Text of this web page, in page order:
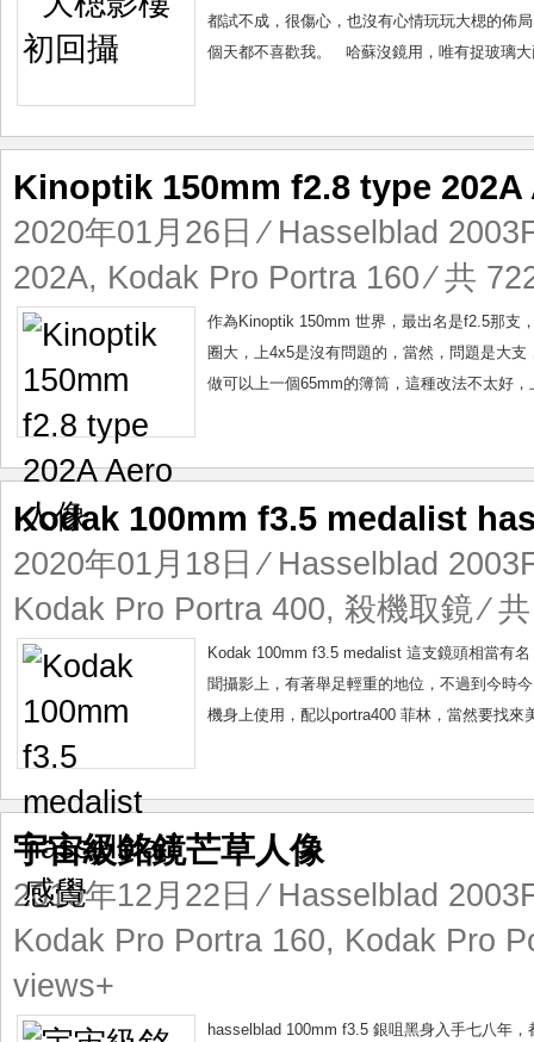
都試不成，很傷心，也沒有心情玩玩大楒的佈
個天都不喜歡我。 哈蘇沒鏡用，唯有捉玻璃
Kinoptik 150mm f2.8 type 202A
2020年01月26日 ⁄ Hasselblad
202A, Kodak Pro Portra 160⁄ 共
作為Kinoptik 150mm 世界，最出名是f2.5那支
圈大，上4x5是沒有問題的，當然，問題是大
做可以上一個65mm的簿筒，這種改法不太好
Kodak 100mm f3.5 medalist
2020年01月18日 ⁄ Hasselblad
Kodak Pro Portra 400, 殺機取鏡⁄
Kodak 100mm f3.5 medalist 這支鏡頭相當有
聞攝影上，有著舉足輕重的地位，不過到今時
機身上使用，配以portra400 菲林，當然要找
宇宙級銘鏡芒草人像
2019年12月22日 ⁄ Hasselblad
Kodak Pro Portra 160, Kodak Pro
views+
hasselblad 100mm f3.5 銀咀黑身入手七八年